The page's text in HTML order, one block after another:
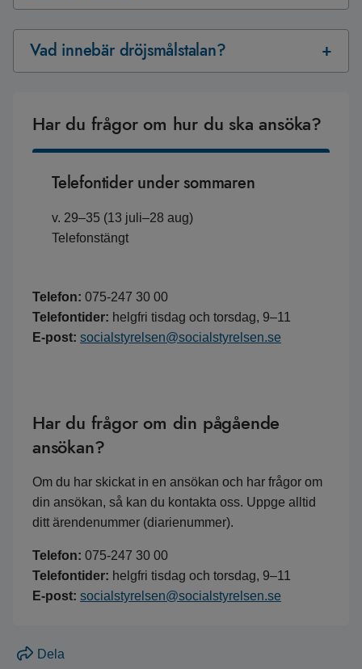
Vad innebär dröjsmålstalan?
Har du frågor om hur du ska ansöka?
Telefontider under sommaren
v. 29–35 (13 juli–28 aug)
Telefonstängt
Telefon: 075-247 30 00
Telefontider: helgfri tisdag och torsdag, 9–11
E-post: socialstyrelsen@socialstyrelsen.se
Har du frågor om din pågående
ansökan?
Om du har skickat in en ansökan och har frågor om
din ansökan, så kan du kontakta oss. Uppge alltid
ditt ärendenummer (diarienummer).
Telefon: 075-247 30 00
Telefontider: helgfri tisdag och torsdag, 9–11
E-post: socialstyrelsen@socialstyrelsen.se
Dela